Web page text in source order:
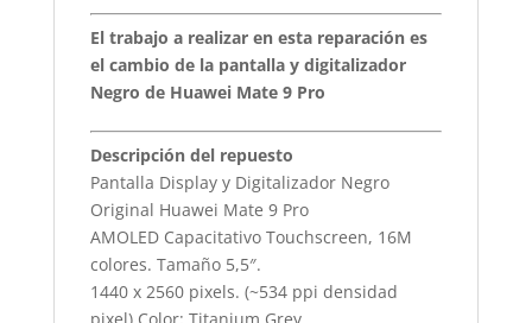
El trabajo a realizar en esta reparación es
el cambio de la pantalla y digitalizador
Negro de Huawei Mate 9 Pro
Descripción del repuesto
Pantalla Display y Digitalizador Negro
Original Huawei Mate 9 Pro
AMOLED Capacitativo Touchscreen, 16M
colores. Tamaño 5,5″.
1440 x 2560 pixels. (~534 ppi densidad